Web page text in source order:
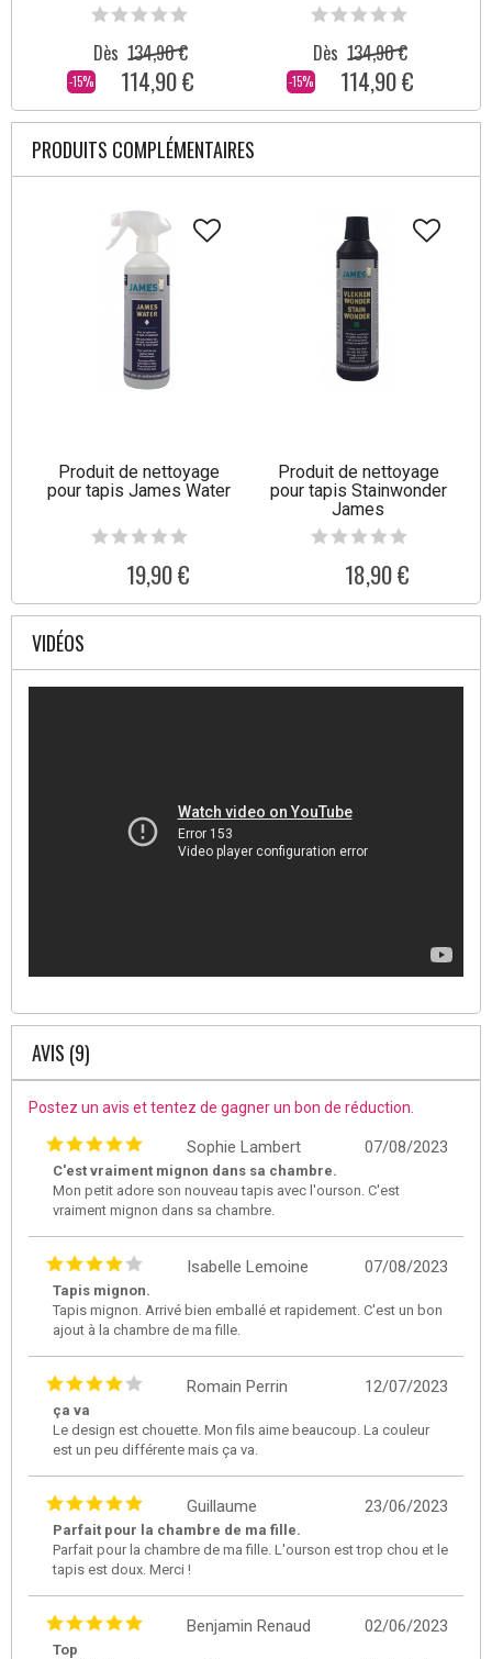
-15%
Dès 134,90 €
114,90 € -15%
Dès 134,90 €
114,90 €
PRODUITS COMPLÉMENTAIRES
Produit de nettoyage
pour tapis James Water
19,90 €
Produit de nettoyage
pour tapis Stainwonder
James
18,90 €
VIDÉOS
AVIS (9)
Postez un avis et tentez de gagner un bon de réduction.
07/08/2023
Sophie Lambert
C'est vraiment mignon dans sa chambre.
Mon petit adore son nouveau tapis avec l'ourson. C'est
vraiment mignon dans sa chambre.
07/08/2023
Isabelle Lemoine
Tapis mignon.
Tapis mignon. Arrivé bien emballé et rapidement. C'est un bon
ajout à la chambre de ma fille.
12/07/2023
Romain Perrin
ça va
Le design est chouette. Mon fils aime beaucoup. La couleur
est un peu différente mais ça va.
23/06/2023
Guillaume
Parfait pour la chambre de ma fille.
Parfait pour la chambre de ma fille. L'ourson est trop chou et le
tapis est doux. Merci !
02/06/2023
Benjamin Renaud
Top